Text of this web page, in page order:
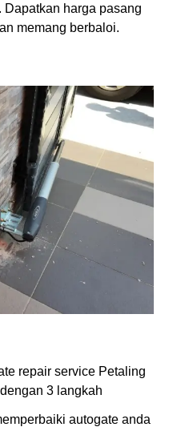
harga pasang
memang berbaloi.
repair service Petaling
3 langkah
autogate anda